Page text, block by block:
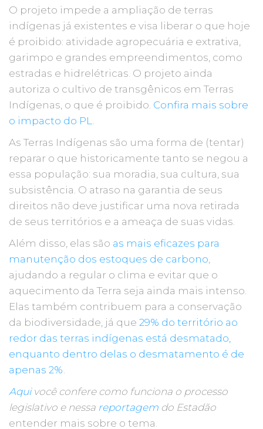
O projeto impede a ampliação de terras
indígenas já existentes e visa liberar o que hoje
é proibido: atividade agropecuária e extrativa,
garimpo e grandes empreendimentos, como
estradas e hidrelétricas. O projeto ainda
autoriza o cultivo de transgênicos em Terras
Indígenas, o que é proibido. Confira mais sobre
o impacto do PL.
As Terras Indígenas são uma forma de (tentar)
reparar o que historicamente tanto se negou a
essa população: sua moradia, sua cultura, sua
subsistência. O atraso na garantia de seus
direitos não deve justificar uma nova retirada
de seus territórios e a ameaça de suas vidas.
Além disso, elas são as mais eficazes para
manutenção dos estoques de carbono,
ajudando a regular o clima e evitar que o
aquecimento da Terra seja ainda mais intenso.
Elas também contribuem para a conservação
da biodiversidade, já que 29% do território ao
redor das terras indígenas está desmatado,
enquanto dentro delas o desmatamento é de
apenas 2%.
Aquivocê confere como funciona o processo
legislativo e nessa reportagem do Estadão
entender mais sobre o tema.